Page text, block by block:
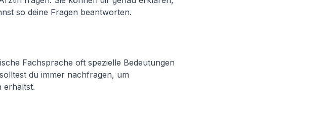
so deine Fragen beantworten.
Fachsprache oft spezielle Bedeutungen
du immer nachfragen, um
erhältst.